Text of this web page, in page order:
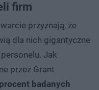
firm
przyznają, że
dla nich gigantyczne
Jak
przez Grant
badanych